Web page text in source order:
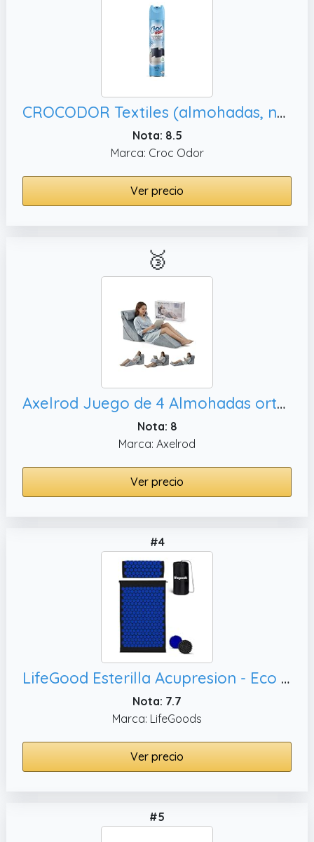
CROCODOR Textiles (almohadas, no mancha 300 ml
Nota: 8.5
Marca: Croc Odor
Ver precio
🥉
Axelrod Juego de 4 Almohadas ortopédicas de cuña para Cama, acidez
Nota: 8
Marca: Axelrod
Ver precio
#4
LifeGood Esterilla Acupresion - Eco - Con Cojín, Bolas de Masaje y Bolsa - Almohada - Colchoneta de Acupuntura Relajación y Alivio del Dolor - Flor de Loto - Negro & Azul
Nota: 7.7
Marca: LifeGoods
Ver precio
#5